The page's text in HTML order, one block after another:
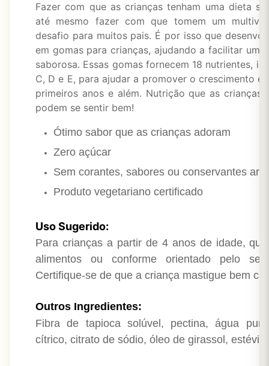
Fazer com que as crianças tenham uma dieta
até mesmo fazer com que tomem um
desafio para muitos pais. É por isso que
em gomas para crianças, ajudando a facilitar um
saborosa. Essas gomas fornecem 18 nutrientes,
C, D e E, para ajudar a promover o crescimento
primeiros anos e além. Nutrição que as
podem se sentir bem!
Ótimo sabor que as crianças adoram
Zero açúcar
Sem corantes, sabores ou conservantes
Produto vegetariano certificado
Uso Sugerido:
Para crianças a partir de 4 anos de idade,
alimentos ou conforme orientado pelo
Certifique-se de que a criança mastigue bem
Outros Ingredientes:
Fibra de tapioca solúvel, pectina, água
cítrico, citrato de sódio, óleo de girassol,